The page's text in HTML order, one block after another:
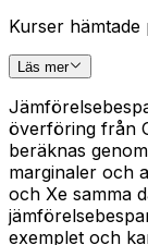
Kurser
Läs mer
överföring från
beräknas
marginaler och
och Xe samma
exemplet och